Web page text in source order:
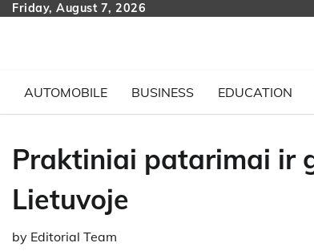
SkipFriday, August 7, 2026
AUTOMOBILE BUSINESS EDUCATION
Praktiniai patarimai ir
Lietuvoje
by Editorial Team